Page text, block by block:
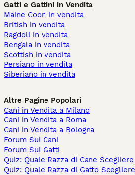
Gatti e Gattini in Vendita
Maine Coon in vendita
British in vendita
Ragdoll in vendita
Bengala in vendita
Scottish in vendita
Persiano in vendita
Siberiano in vendita
Altre Pagine Popolari
Cani in Vendita a Milano
Cani in Vendita a Roma
Cani in Vendita a Bologna
Forum Sui Cani
Forum Sui Gatti
Quiz: Quale Razza di Cane Scegliere
Quiz: Quale Razza di Gatto Scegliere